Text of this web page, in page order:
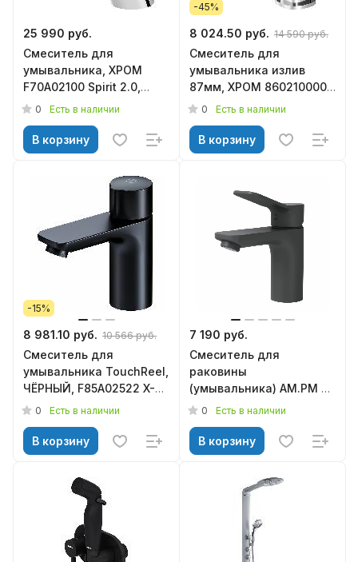
25 990 руб.
Смеситель для
умывальника, ХРОМ
F70A02100 Spirit 2.0,
AM.PM
0 Есть в наличии
В корзину
-45%
8 024.50 руб. 14 590 руб.
Смеситель для
умывальника излив
87мм, ХРОМ 860210000
Sirius DAMIXA*
0 Есть в наличии
В корзину
-15%
8 981.10 руб. 10 566 руб.
Смеситель для
умывальника TouchReel,
ЧЁРНЫЙ, F85A02522 X-
Joy AM.PM
0 Есть в наличии
В корзину
7 190 руб.
Смеситель для
раковины
(умывальника) AM.PM X-
Joy F85A02122 черный
0 Есть в наличии
В корзину